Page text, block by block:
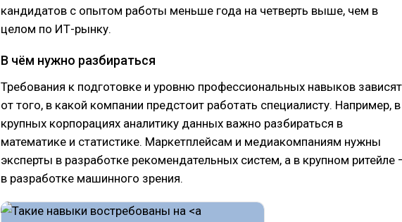
кандидатов с опытом работы меньше года на четверть выше, чем в
целом по ИТ-рынку.
В чём нужно разбираться
Требования к подготовке и уровню профессиональных навыков зависят
от того, в какой компании предстоит работать специалисту. Например, в
крупных корпорациях аналитику данных важно разбираться в
математике и статистике. Маркетплейсам и медиакомпаниям нужны
эксперты в разработке рекомендательных систем, а в крупном ритейле
в разработке машинного зрения.